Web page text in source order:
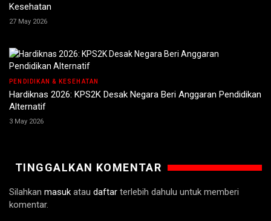
Kesehatan
27 May 2026
PENDIDIKAN & KESEHATAN
Hardiknas 2026: KPS2K Desak Negara Beri Anggaran Pendidikan
Alternatif
3 May 2026
TINGGALKAN KOMENTAR
Silahkan masuk atau daftar terlebih dahulu untuk memberi
komentar.